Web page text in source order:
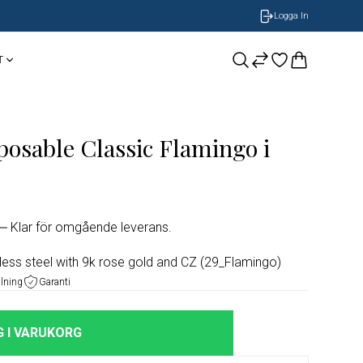
Logga In
GUESS
Timberland
NOBEL by BILLGRENClassic Flamingo i
Klar för omgående leverans.
steel with 9k rose gold and CZ (29_Flamingo)
Garanti
I VARUKORG